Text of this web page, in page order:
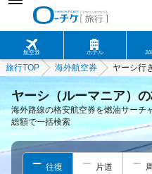
航空券 ホテル
旅行TOP 海外航空券 ヤーシ行
ヤーシ（ルーマニア）
海外路線の格安航空券を燃油サーチ
総額で一括検索
往復 片道